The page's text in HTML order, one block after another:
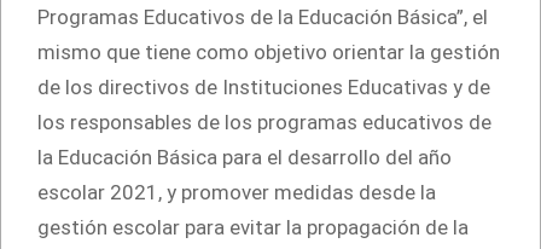
Programas Educativos de la Educación Básica”, el
mismo que tiene como objetivo orientar la gestión
de los directivos de Instituciones Educativas y de
los responsables de los programas educativos de
la Educación Básica para el desarrollo del año
escolar 2021, y promover medidas desde la
gestión escolar para evitar la propagación de la